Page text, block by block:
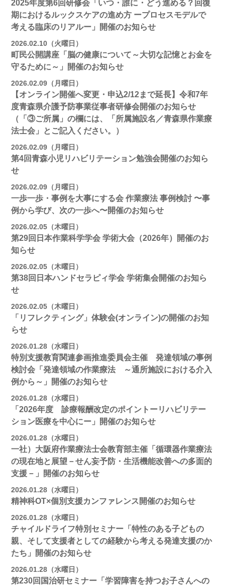
2025年度第6回研修会「いつ・誰に・どう進める？回復
期におけるルックスケアの進め方 ープロセスモデルで
考える臨床のリアルー」開催のお知らせ
2026.02.10（火曜日）
町民公開講座「脳の健康について～大切な記憶とお金を
守るために～」開催のお知らせ
2026.02.09（月曜日）
【オンライン開催へ変更・申込2/12まで延長】令和7年
度青森県介護予防事業従事者研修会開催のお知らせ
（「③ご所属」の欄には、「所属施設名／青森県作業療
法士会」とご記入ください。）
2026.02.09（月曜日）
第4回青森小児リハビリテーション勉強会開催のお知ら
せ
2026.02.09（月曜日）
一歩一歩・事例を大事にする会 作業療法 事例検討 〜事
例から学び、次の一歩へ〜開催のお知らせ
2026.02.05（木曜日）
第29回日本作業科学学会 学術大会（2026年）開催のお
知らせ
2026.02.05（木曜日）
第38回日本ハンドセラピィ学会 学術集会開催のお知ら
せ
2026.02.05（木曜日）
「リフレクティング」体験会(オンライン)の開催のお知
らせ
2026.01.28（水曜日）
特別支援教育関連参画推進委員会主催 発達領域の事例
検討会「発達領域の作業療法 ～通所施設における介入
例から～」開催のお知らせ
2026.01.28（水曜日）
「2026年度 診療報酬改定のポイントーリハビリテー
ション医療を中心にー」開催のお知らせ
2026.01.28（水曜日）
一社）大阪府作業療法士会教育部主催「循環器作業療法
の現在地と展望－せん妄予防・生活機能改善への多面的
支援－」開催のお知らせ
2026.01.28（水曜日）
精神科OT×個別支援カンファレンス開催のお知らせ
2026.01.28（水曜日）
チャイルドライフ特別セミナー「特性のある子どもの
親、そして支援者としての経験から考える発達支援のか
たち」開催のお知らせ
2026.01.28（水曜日）
第230回国治研セミナー「学習障害を持つお子さんへの